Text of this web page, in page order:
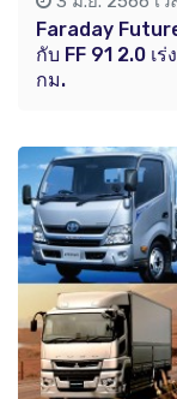
Faraday
กับ FF 91 2.0 เ
กม.